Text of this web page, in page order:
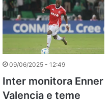
09/06/2025 - 12:49
Inter monitora Enner
Valencia e teme